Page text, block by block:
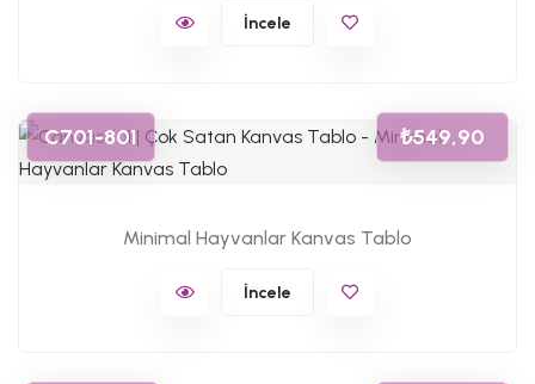
İncele
C701-801 ₺549,90
Minimal Hayvanlar Kanvas Tablo
İncele